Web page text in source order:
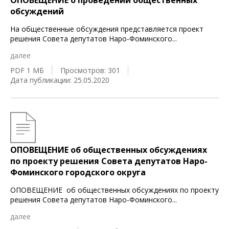
обсуждений
На общественные обсуждения представляется проект
решения Совета депутатов Наро-Фоминского...
далее
PDF 1 МБ
Просмотров: 301
Дата публикации: 25.05.2020
ОПОВЕЩЕНИЕ об общественных обсуждениях
по проекту решения Совета депутатов Наро-
Фоминского городского округа
ОПОВЕЩЕНИЕ об общественных обсуждениях по проекту
решения Совета депутатов Наро-Фоминского...
далее